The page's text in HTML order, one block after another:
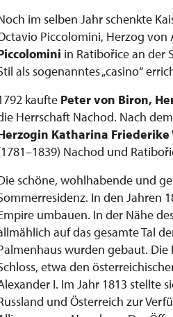
im selben Jahr schenkte
Piccolomini, Herzog von
in Ratibořice an der
als sogenanntes „casino“
kaufte Peter von Biron,
Herrschaft Nachod. Nach
Katharina
Nachod und
schöne, wohlhabende und
In den Jahren
umbauen. In der Nähe
auf das gesamte Tal
wurden gebaut.
etwa den
I. Im Jahr 1813 stellte
und Österreich zur